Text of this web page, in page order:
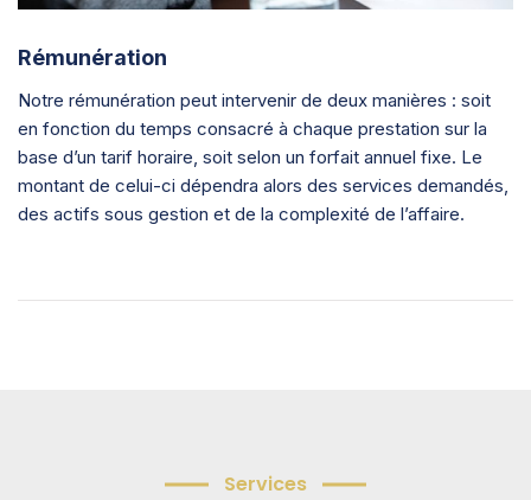
Rémunération
Notre rémunération peut intervenir de deux manières : soit
en fonction du temps consacré à chaque prestation sur la
base d’un tarif horaire, soit selon un forfait annuel fixe. Le
montant de celui-ci dépendra alors des services demandés,
des actifs sous gestion et de la complexité de l’affaire.
Services